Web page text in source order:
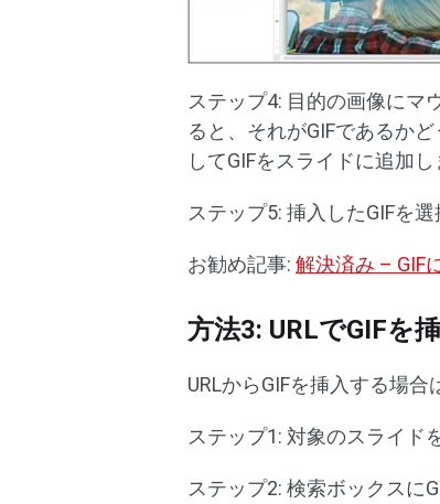
ステップ4: 目的の画像にマ
ると、それがGIFであるか
してGIFをスライドに追加し
ステップ5: 挿入したGIFを
お勧め記事:解決済み – GIF
方法3: URLでGIFを
URLからGIFを挿入する場合
ステップ1: 対象のスライド
ステップ2: 検索ボックスに